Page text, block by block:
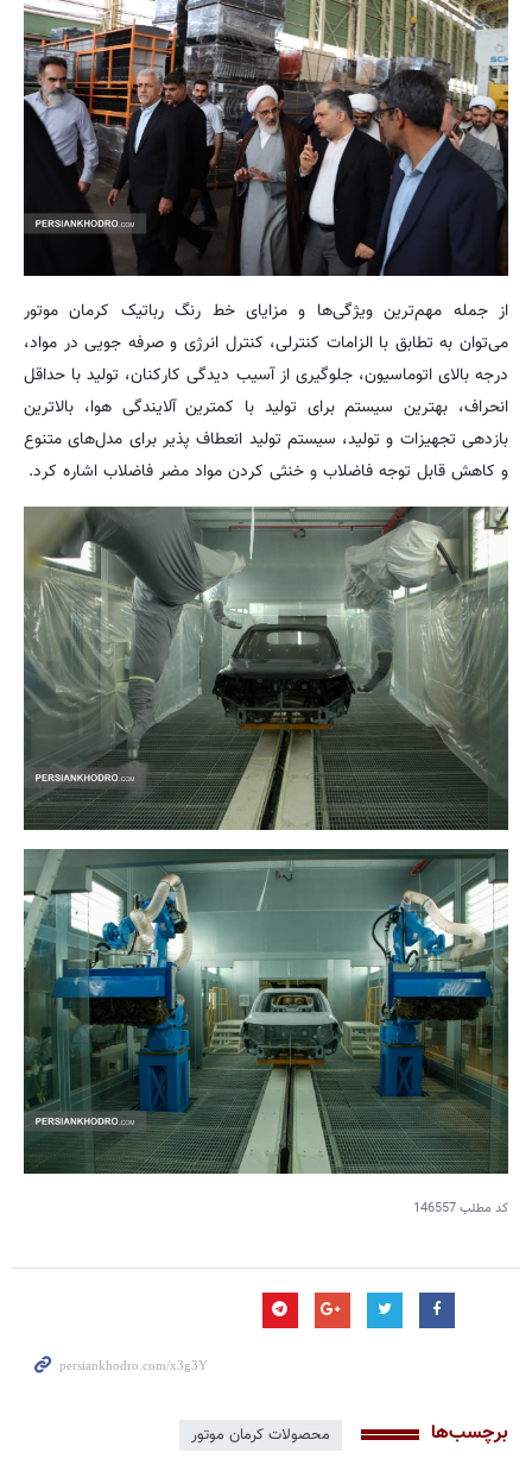
از جمله مهم‌ترین ویژگی‌ها و مزایای خط رنگ رباتیک کرمان موتور
می‌توان به تطابق با الزامات کنترلی، کنترل انرژی و صرفه جویی در مواد،
درجه بالای اتوماسیون، جلوگیری از آسیب دیدگی کارکنان، تولید با حداقل
انحراف، بهترین سیستم برای تولید با کمترین آلایندگی هوا، بالاترین
بازدهی تجهیزات و تولید، سیستم تولید انعطاف پذیر برای مدل‌های متنوع
و کاهش قابل توجه فاضلاب و خنثی کردن مواد مضر فاضلاب اشاره کرد.
کد مطلب146557
برچسب‌ها محصولات کرمان موتور